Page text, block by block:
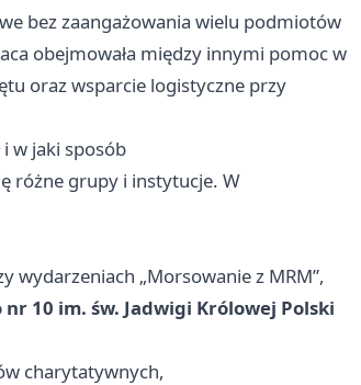
bez zaangażowania wielu podmiotów
obejmowała między innymi pomoc w
oraz wsparcie logistyczne przy
i w jaki sposób
różne grupy i instytucje. W
wydarzeniach „Morsowanie z MRM”,
10 im. św. Jadwigi Królowej Polski
charytatywnych,